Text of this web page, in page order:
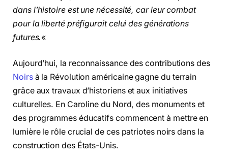
dans l’histoire est une nécessité, car leur combat
pour la liberté préfigurait celui des générations
futures.«
Aujourd’hui, la reconnaissance des contributions des
Noirsà la Révolution américaine gagne du terrain
grâce aux travaux d’historiens et aux initiatives
culturelles. En Caroline du Nord, des monuments et
des programmes éducatifs commencent à mettre en
lumière le rôle crucial de ces patriotes noirs dans la
construction des États-Unis.